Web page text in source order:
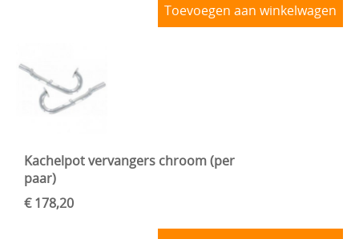
Toevoegen aan winkelwagen
Kachelpot vervangers chroom (per
paar)
€ 178,20